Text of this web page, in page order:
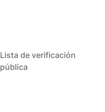
Lista de verificación
pública